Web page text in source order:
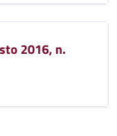
2016, n.